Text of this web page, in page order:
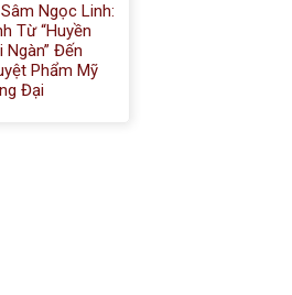
Ngọc Linh:
Từ “Huyền
Đến
Phẩm Mỹ
Đại